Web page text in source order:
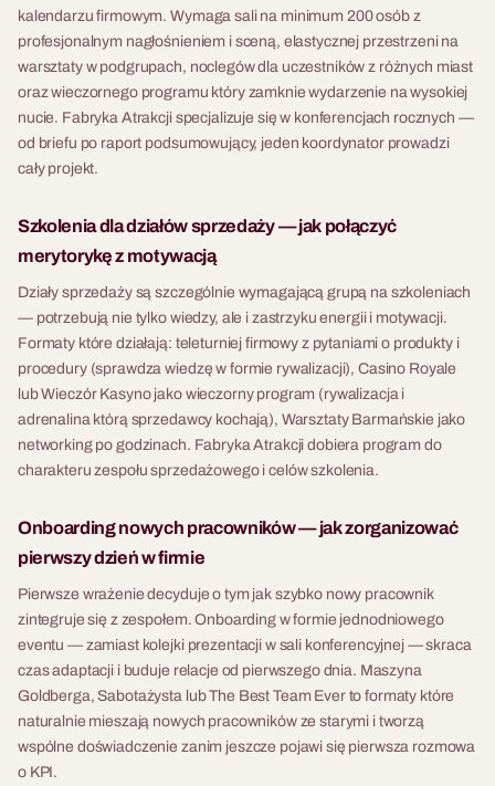
kalendarzu firmowym. Wymaga sali na minimum 200 osób z
profesjonalnym nagłośnieniem i sceną, elastycznej przestrzeni na
warsztaty w podgrupach, noclegów dla uczestników z różnych miast
oraz wieczornego programu który zamknie wydarzenie na wysokiej
nucie. Fabryka Atrakcji specjalizuje się w konferencjach rocznych —
od briefu po raport podsumowujący, jeden koordynator prowadzi
cały projekt.
Szkolenia dla działów sprzedaży — jak połączyć
merytorykę z motywacją
Działy sprzedaży są szczególnie wymagającą grupą na szkoleniach
— potrzebują nie tylko wiedzy, ale i zastrzyku energii i motywacji.
Formaty które działają: teleturniej firmowy z pytaniami o produkty i
procedury (sprawdza wiedzę w formie rywalizacji), Casino Royale
lub Wieczór Kasyno jako wieczorny program (rywalizacja i
adrenalina którą sprzedawcy kochają), Warsztaty Barmańskie jako
networking po godzinach. Fabryka Atrakcji dobiera program do
charakteru zespołu sprzedażowego i celów szkolenia.
Onboarding nowych pracowników — jak zorganizować
pierwszy dzień w firmie
Pierwsze wrażenie decyduje o tym jak szybko nowy pracownik
zintegruje się z zespołem. Onboarding w formie jednodniowego
eventu — zamiast kolejki prezentacji w sali konferencyjnej — skraca
czas adaptacji i buduje relacje od pierwszego dnia. Maszyna
Goldberga, Sabotażysta lub The Best Team Ever to formaty które
naturalnie mieszają nowych pracowników ze starymi i tworzą
wspólne doświadczenie zanim jeszcze pojawi się pierwsza rozmowa
o KPI.